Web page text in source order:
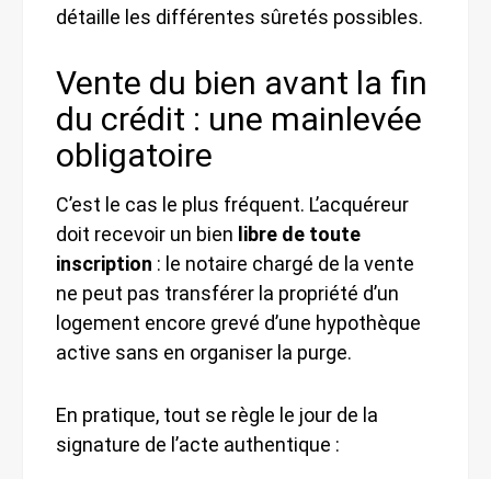
détaille les différentes sûretés possibles.
Vente du bien avant la fin
du crédit : une mainlevée
obligatoire
C’est le cas le plus fréquent. L’acquéreur
doit recevoir un bien libre de toute
inscription : le notaire chargé de la vente
ne peut pas transférer la propriété d’un
logement encore grevé d’une hypothèque
active sans en organiser la purge.
En pratique, tout se règle le jour de la
signature de l’acte authentique :